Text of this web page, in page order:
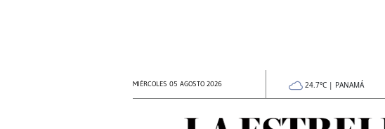
MIÉRCOLES 05 AGOSTO 2026 24.7°C | PANAMÁ